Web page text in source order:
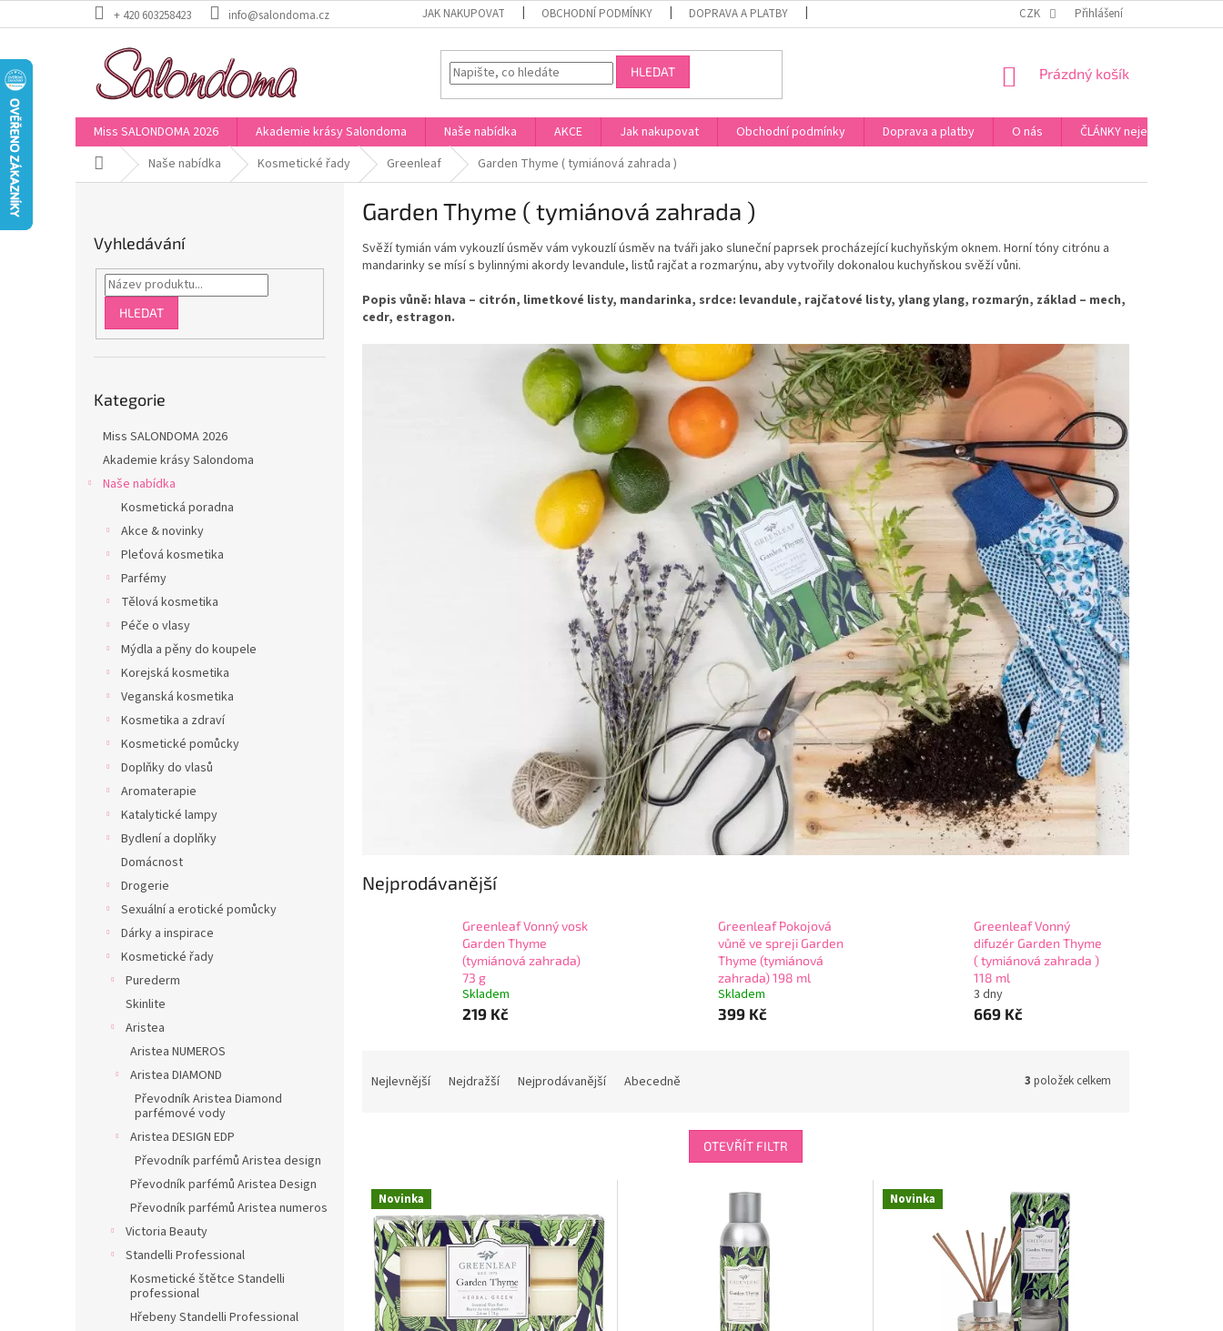
na
+ 420 603258423 info@salondoma.cz JAK NAKUPOVAT OBCHODNÍ PODMÍNKY DOPRAVA A PLATBY VZORKOVÁ PRODEJNA - PRAHA 5, JINONICE
CZK Přihlášení
HLEDAT
NÁKUPNÍ
Prázdný košík
Miss SALONDOMA 2026 Akademie krásy Salondoma Naše nabídka AKCE Jak nakupovat Obchodní podmínky Doprava a platby O nás
ČLÁNKY nejen o
Domů Naše nabídka Kosmetické řady Greenleaf Garden Thyme ( tymiánová zahrada )
Vyhledávání
HLEDAT
kategorie
Kategorie
Miss SALONDOMA 2026
Akademie krásy Salondoma
Naše nabídka
Kosmetická poradna
Akce & novinky
Pleťová kosmetika
Parfémy
Tělová kosmetika
Péče o vlasy
Mýdla a pěny do koupele
Korejská kosmetika
Veganská kosmetika
Kosmetika a zdraví
Kosmetické pomůcky
Doplňky do vlasů
Aromaterapie
Katalytické lampy
Bydlení a doplňky
Domácnost
Drogerie
Sexuální a erotické pomůcky
Dárky a inspirace
Kosmetické řady
Purederm
Skinlite
Aristea
Aristea NUMEROS
Aristea DIAMOND
Převodník Aristea Diamond
parfémové vody
Aristea DESIGN EDP
Převodník parfémů Aristea design
Převodník parfémů Aristea Design
Převodník parfémů Aristea numeros
Victoria Beauty
Standelli Professional
Kosmetické štětce Standelli
professional
Hřebeny Standelli Professional
Garden Thyme ( tymiánová zahrada )
Svěží tymián vám vykouzlí úsměv vám vykouzlí úsměv na tváři jako sluneční paprsek procházející kuchyňským oknem. Horní tóny citrónu a
mandarinky se mísí s bylinnými akordy levandule, listů rajčat a rozmarýnu, aby vytvořily dokonalou kuchyňskou svěží vůni.
Popis vůně: hlava – citrón, limetkové listy, mandarinka, srdce: levandule, rajčatové listy, ylang ylang, rozmarýn, základ – mech,
cedr, estragon.
Nejprodávanější
Greenleaf Vonný vosk
Garden Thyme
(tymiánová zahrada)
73 g
Skladem
219 Kč
Greenleaf Pokojová
vůně ve spreji Garden
Thyme (tymiánová
zahrada) 198 ml
Skladem
399 Kč
Greenleaf Vonný
difuzér Garden Thyme
( tymiánová zahrada )
118 ml
3 dny
669 Kč
Nejlevnější Nejdražší Nejprodávanější Abecedně 3 položek celkem
OTEVŘÍT FILTR
V Novinka Novinka